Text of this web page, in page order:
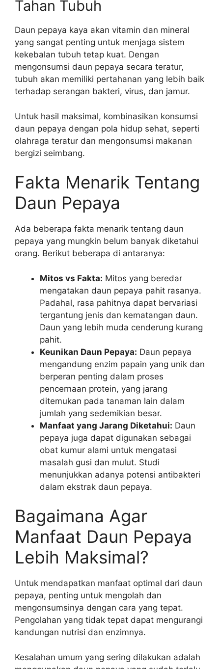
Tahan Tubuh
Daun pepaya kaya akan vitamin dan mineral
yang sangat penting untuk menjaga sistem
kekebalan tubuh tetap kuat. Dengan
mengonsumsi daun pepaya secara teratur,
tubuh akan memiliki pertahanan yang lebih baik
terhadap serangan bakteri, virus, dan jamur.
Untuk hasil maksimal, kombinasikan konsumsi
daun pepaya dengan pola hidup sehat, seperti
olahraga teratur dan mengonsumsi makanan
bergizi seimbang.
Fakta Menarik Tentang
Daun Pepaya
Ada beberapa fakta menarik tentang daun
pepaya yang mungkin belum banyak diketahui
orang. Berikut beberapa di antaranya:
Mitos vs Fakta: Mitos yang beredar
mengatakan daun pepaya pahit rasanya.
Padahal, rasa pahitnya dapat bervariasi
tergantung jenis dan kematangan daun.
Daun yang lebih muda cenderung kurang
pahit.
Keunikan Daun Pepaya: Daun pepaya
mengandung enzim papain yang unik dan
berperan penting dalam proses
pencernaan protein, yang jarang
ditemukan pada tanaman lain dalam
jumlah yang sedemikian besar.
Manfaat yang Jarang Diketahui: Daun
pepaya juga dapat digunakan sebagai
obat kumur alami untuk mengatasi
masalah gusi dan mulut. Studi
menunjukkan adanya potensi antibakteri
dalam ekstrak daun pepaya.
Bagaimana Agar
Manfaat Daun Pepaya
Lebih Maksimal?
Untuk mendapatkan manfaat optimal dari daun
pepaya, penting untuk mengolah dan
mengonsumsinya dengan cara yang tepat.
Pengolahan yang tidak tepat dapat mengurangi
kandungan nutrisi dan enzimnya.
Kesalahan umum yang sering dilakukan adalah